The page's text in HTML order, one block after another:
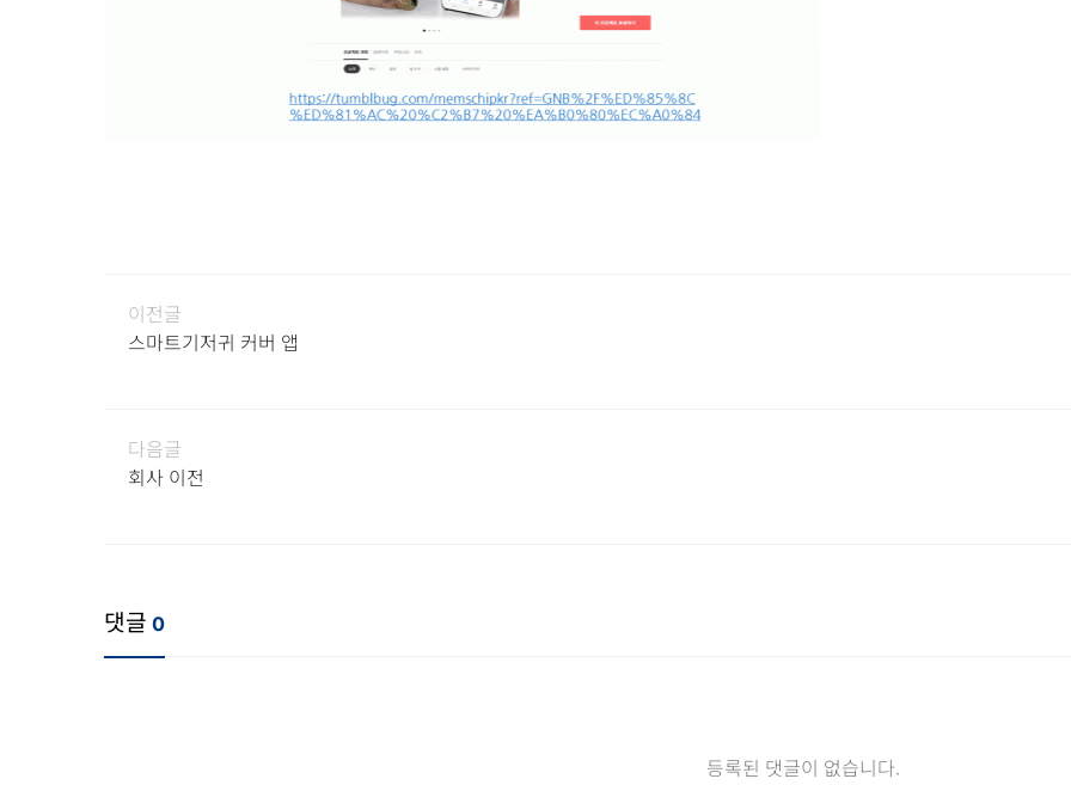
이전글
스마트기저귀 커버 앱
다음글
회사 이전
댓글 0
등록된 댓글이 없습니다.